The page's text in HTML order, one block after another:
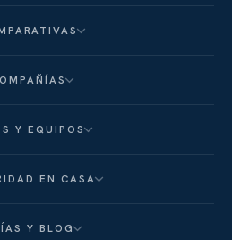
Y EQUIPOS
EN CASA
Y BLOG